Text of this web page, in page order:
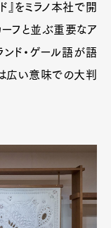
』をミラノ本社で開
ーフと並ぶ重要なア
ンド・ゲール語が語
広い意味での大判